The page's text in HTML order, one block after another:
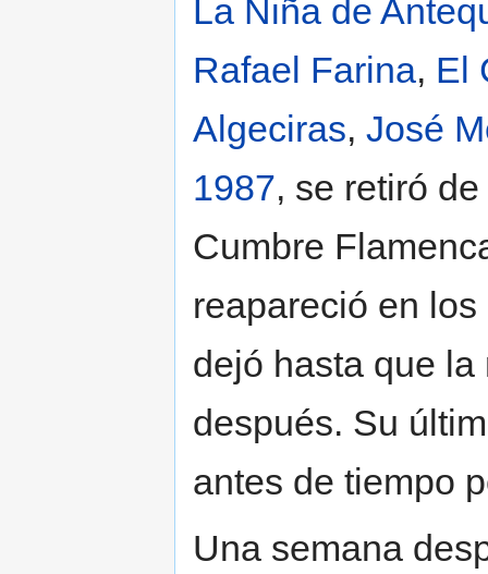
La Niña de
Rafael Farina, El
Algeciras, José
1987, se retiró
Cumbre
reapareció en
dejó hasta que
después. Su
antes de tiempo
Una semana